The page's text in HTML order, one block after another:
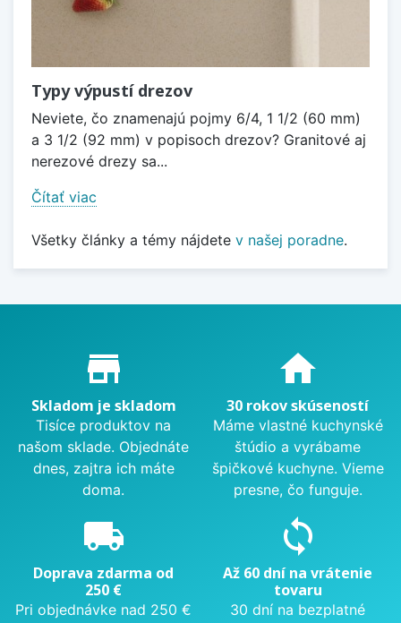
Typy výpustí drezov
Neviete, čo znamenajú pojmy 6/4, 1 1/2 (60 mm)
a 3 1/2 (92 mm) v popisoch drezov? Granitové aj
nerezové drezy sa...
Čítať viac
Všetky články a témy nájdete v našej poradne.
Proč nakupovat u nás?
store_mall_directory
Skladom je skladom
Tisíce produktov na
našom sklade. Objednáte
dnes, zajtra ich máte
doma.
home
30 rokov skúseností
Máme vlastné kuchynské
štúdio a vyrábame
špičkové kuchyne. Vieme
presne, čo funguje.
local_shipping
Doprava zdarma od
250 €
Pri objednávke nad 250 €
sync
Až 60 dní na vrátenie
tovaru
30 dní na bezplatné